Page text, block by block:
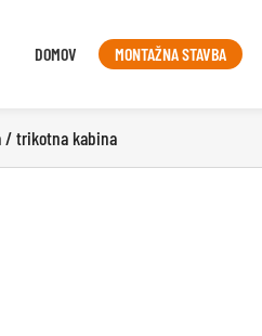
DOMOV MONTAŽNA STAVBA
/ trikotna kabina